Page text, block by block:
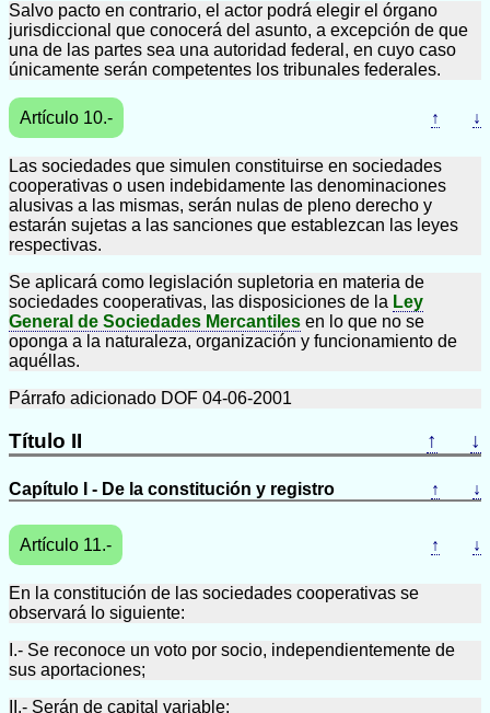
Salvo pacto en contrario, el actor podrá elegir el órgano
jurisdiccional que conocerá del asunto, a excepción de que
una de las partes sea una autoridad federal, en cuyo caso
únicamente serán competentes los tribunales federales.
Artículo 10.- ↑ ↓
Las sociedades que simulen constituirse en sociedades
cooperativas o usen indebidamente las denominaciones
alusivas a las mismas, serán nulas de pleno derecho y
estarán sujetas a las sanciones que establezcan las leyes
respectivas.
Se aplicará como legislación supletoria en materia de
sociedades cooperativas, las disposiciones de la Ley
General de Sociedades Mercantiles en lo que no se
oponga a la naturaleza, organización y funcionamiento de
aquéllas.
Párrafo adicionado DOF 04-06-2001
Título II ↑ ↓
Capítulo I - De la constitución y registro ↑ ↓
Artículo 11.- ↑ ↓
En la constitución de las sociedades cooperativas se
observará lo siguiente:
I.- Se reconoce un voto por socio, independientemente de
sus aportaciones;
II.- Serán de capital variable;